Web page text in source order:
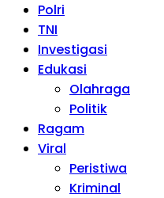
Polri
TNI
Investigasi
Edukasi
Olahraga
Politik
Ragam
Viral
Peristiwa
Kriminal